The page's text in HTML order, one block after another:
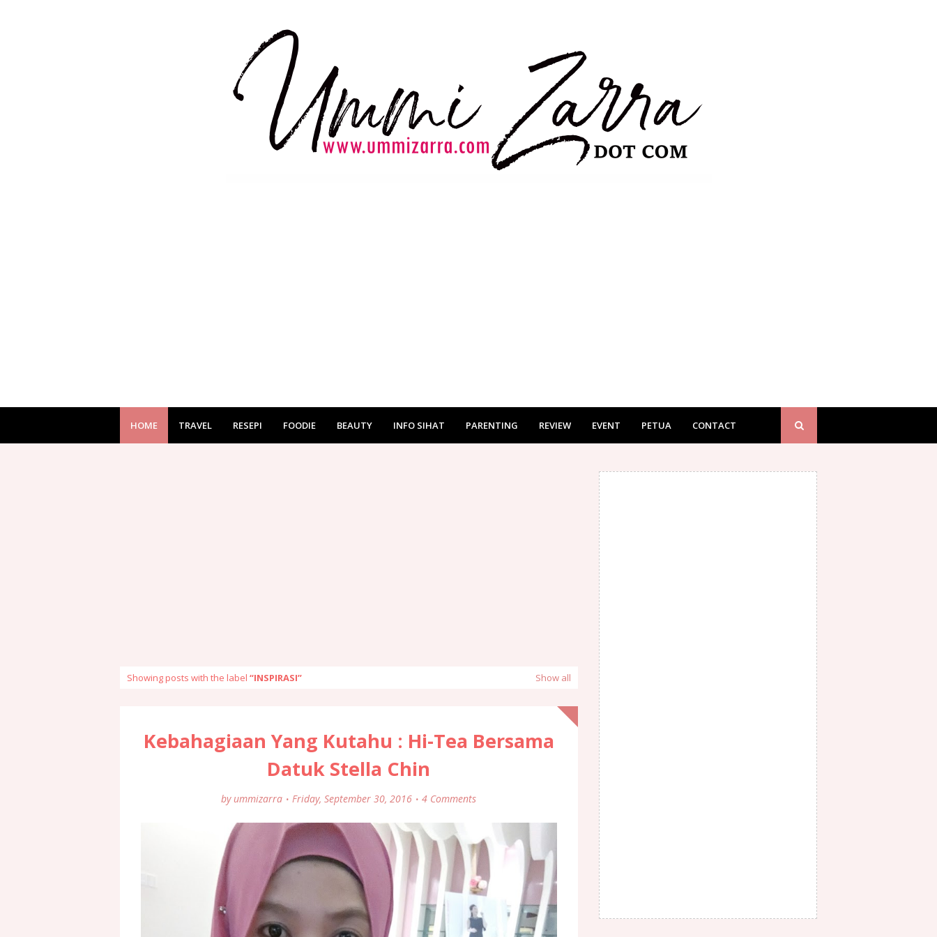
HOME TRAVEL RESEPI FOODIE BEAUTY INFO SIHAT PARENTING REVIEW EVENT PETUA CONTACT
Showing posts with the label INSPIRASI Show all
Kebahagiaan Yang Kutahu : Hi-Tea Bersama
Datuk Stella Chin
by ummizarra Friday, September 30, 2016 4 Comments